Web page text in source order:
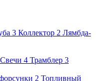
3 Коллектор 2 Лямбда-
Свечи 4 Трамблер 3
2 Топливный